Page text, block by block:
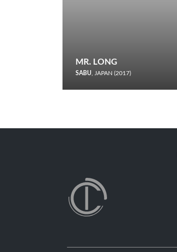
MR. LONG
SABU, JAPAN (2017)
den Wettbewerb.